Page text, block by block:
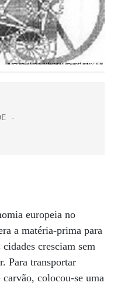
europeia no
a matéria-prima para
cresciam sem
Para transportar
carvão, colocou-se uma